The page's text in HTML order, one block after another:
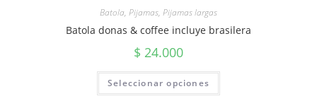
Batola, Pijamas, Pijamas largas
Batola donas & coffee incluye brasilera
$ 24.000
Seleccionar opciones